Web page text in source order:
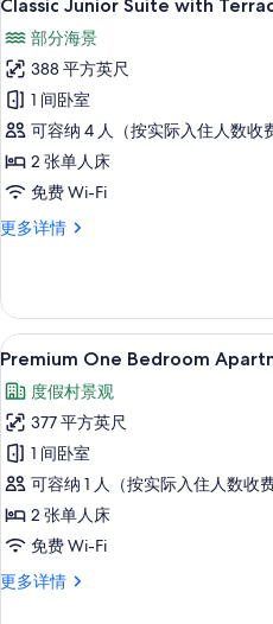
片
多
信
息
Classic
Junior
Suite
with
Terrace
3
Adults+1
Child
所
有
照
片
Classic Junior Suite with
部分海景
388 平方英尺
1 间卧室
可容纳 4 人（按实际入住人数收
2 张单人床
免费 Wi-Fi
更多详情
Classic
Terrace
Adults+1
更
多
信
息
显
示
Premium
One
Bedroom
Apartment
with
Balcony
1
Adult
8
Premium One Bedroom
度假村景观
377 平方英尺
1 间卧室
可容纳 1 人（按实际入住人数收费
2 张单人床
免费 Wi-Fi
更多详情
Premium